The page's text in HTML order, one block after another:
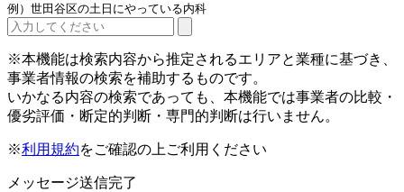
例）世田谷区の土日にやっている内科
※本機能は検索内容から推定されるエリアと業種に基づき、
事業者情報の検索を補助するものです。
いかなる内容の検索であっても、本機能では事業者の比較・
優劣評価・断定的判断・専門的判断は行いません。
※利用規約をご確認の上ご利用ください
メッセージ送信完了